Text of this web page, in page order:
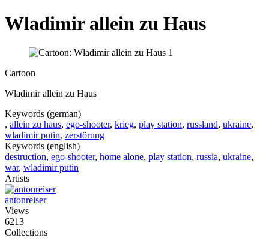
Wladimir allein zu Haus
Cartoon
Wladimir allein zu Haus
Keywords (german)
, allein zu haus, ego-shooter, krieg, play station, russland, ukraine,
wladimir putin, zerstörung
Keywords (english)
destruction, ego-shooter, home alone, play station, russia, ukraine,
war, wladimir putin
Artists
antonreiser
Views
6213
Collections